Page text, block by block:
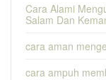
Cara Alami
Salam Dan
cara aman
cara ampuh